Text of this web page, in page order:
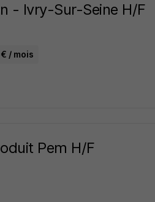
- Ivry-Sur-Seine H/F
/ mois
Pem H/F